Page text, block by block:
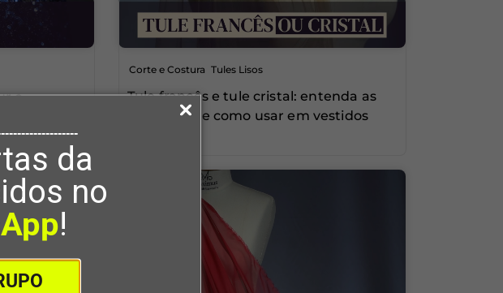
da
no
!
e
Corte e Costura Tules Lisos
Tule francês e tule cristal: entenda as
diferenças e como usar em vestidos